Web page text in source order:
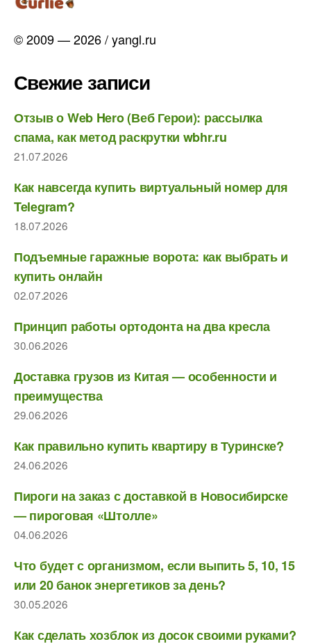
© 2009 — 2026 / yangl.ru
Свежие записи
Отзыв о Web Hero (Веб Герои): рассылка
спама, как метод раскрутки wbhr.ru
21.07.2026
Как навсегда купить виртуальный номер для
Telegram?
18.07.2026
Подъемные гаражные ворота: как выбрать и
купить онлайн
02.07.2026
Принцип работы ортодонта на два кресла
30.06.2026
Доставка грузов из Китая — особенности и
преимущества
29.06.2026
Как правильно купить квартиру в Туринске?
24.06.2026
Пироги на заказ с доставкой в Новосибирске
— пироговая «Штолле»
04.06.2026
Что будет с организмом, если выпить 5, 10, 15
или 20 банок энергетиков за день?
30.05.2026
Как сделать хозблок из досок своими руками?